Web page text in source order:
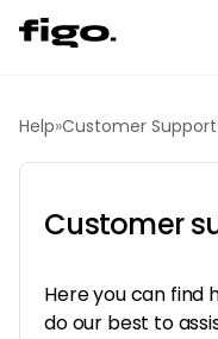
Help»Customer Support
Customer
Here you can find
do our best to